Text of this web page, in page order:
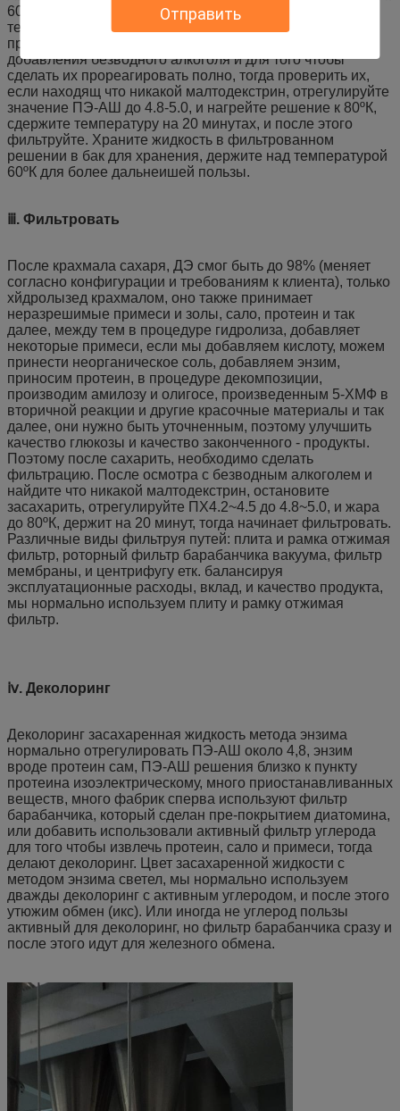
Отправить
60ºК, тогда добавьте делая насечку энзим, держите ºК
температуры 60. Держите активность для
предотвращения неровный делать насечку, для
добавления безводного алкоголя и для того чтобы
сделать их прореагировать полно, тогда проверить их,
если находящ что никакой малтодекстрин, отрегулируйте
значение ПЭ-АШ до 4.8-5.0, и нагрейте решение к 80ºК,
сдержите температуру на 20 минутах, и после этого
фильтруйте. Храните жидкость в фильтрованном
решении в бак для хранения, держите над температурой
60ºК для более дальнеишей пользы.
ⅲ. Фильтровать
После крахмала сахаря, ДЭ смог быть до 98% (меняет
согласно конфигурации и требованиям к клиента), только
хйдролызед крахмалом, оно также принимает
неразрешимые примеси и золы, сало, протеин и так
далее, между тем в процедуре гидролиза, добавляет
некоторые примеси, если мы добавляем кислоту, можем
принести неорганическое соль, добавляем энзим,
приносим протеин, в процедуре декомпозиции,
производим амилозу и олигосе, произведенным 5-ХМФ в
вторичной реакции и другие красочные материалы и так
далее, они нужно быть уточненным, поэтому улучшить
качество глюкозы и качество законченного - продукты.
Поэтому после сахарить, необходимо сделать
фильтрацию. После осмотра с безводным алкоголем и
найдите что никакой малтодекстрин, остановите
засахарить, отрегулируйте ПХ4.2~4.5 до 4.8~5.0, и жара
до 80ºК, держит на 20 минут, тогда начинает фильтровать.
Различные виды фильтруя путей: плита и рамка отжимая
фильтр, роторный фильтр барабанчика вакуума, фильтр
мембраны, и центрифугу етк. балансируя
эксплуатационные расходы, вклад, и качество продукта,
мы нормально используем плиту и рамку отжимая
фильтр.
ⅳ. Деколоринг
Деколоринг засахаренная жидкость метода энзима
нормально отрегулировать ПЭ-АШ около 4,8, энзим
вроде протеин сам, ПЭ-АШ решения близко к пункту
протеина изоэлектрическому, много приостанавливанных
веществ, много фабрик сперва используют фильтр
барабанчика, который сделан пре-покрытием диатомина,
или добавить использовали активный фильтр углерода
для того чтобы извлечь протеин, сало и примеси, тогда
делают деколоринг. Цвет засахаренной жидкости с
методом энзима светел, мы нормально используем
дважды деколоринг с активным углеродом, и после этого
утюжим обмен (икс). Или иногда не углерод пользы
активный для деколоринг, но фильтр барабанчика сразу и
после этого идут для железного обмена.